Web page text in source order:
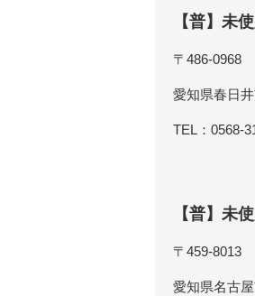
【普】未
〒486-0968
愛知県春日
TEL：0568-
【普】未
〒459-8013
愛知県名古